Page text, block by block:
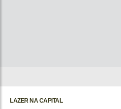
LAZER NA CAPITAL